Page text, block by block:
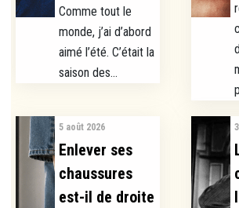
Comme tout le
monde, j’ai d’abord
aimé l’été. C’était la
saison des...
5 août 2026
Enlever ses
chaussures
est-il de droite